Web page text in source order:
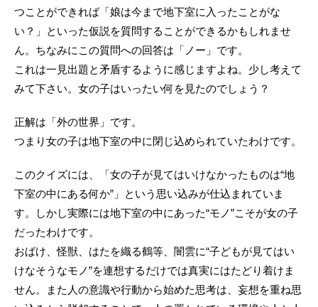
つことができれば「娘は今まで地下室に入ったことがな
い？」といった仮説を質問することができるかもしれませ
ん。ちなみにこの質問への回答は「ノー」です。
これは一見出題と矛盾するように感じますよね。少し考えて
みて下さい。女の子はいったい何を見たのでしょう？
正解は「外の世界」です。
つまり女の子は地下室の中に閉じ込められていたわけです。
このクイズには、「女の子が見てはいけなかったものは“地
下室の中にある何か”」という思い込みが仕込まれていま
す。しかし実際には地下室の中にあった“モノ”こそが女の子
だったわけです。
おばけ、怪獣、はたを織る鶴等、闇雲に“子どもが見てはい
けなそうなモノ”を連想するだけでは真実にはたどり着けま
せん。また人の意識や行動から始めた思考は、妄想を重ね思